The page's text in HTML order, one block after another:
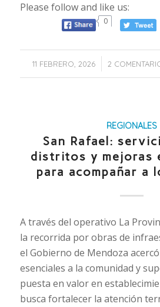
Please follow and like us:
0
11 FEBRERO, 2026
/ 2 /
REGIONALES
San Rafael:
distritos y mejoras
para acompañar a
A través del operativo La
la recorrida por obras de
el Gobierno de Mendoza
esenciales a la comunidad y
puesta en valor en
busca fortalecer la atención